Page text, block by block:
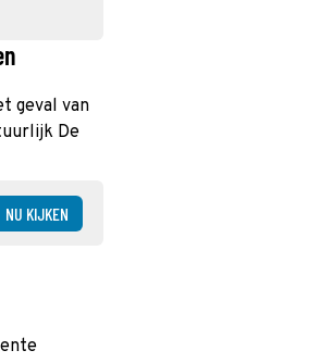
geval van
De
NU KIJKEN